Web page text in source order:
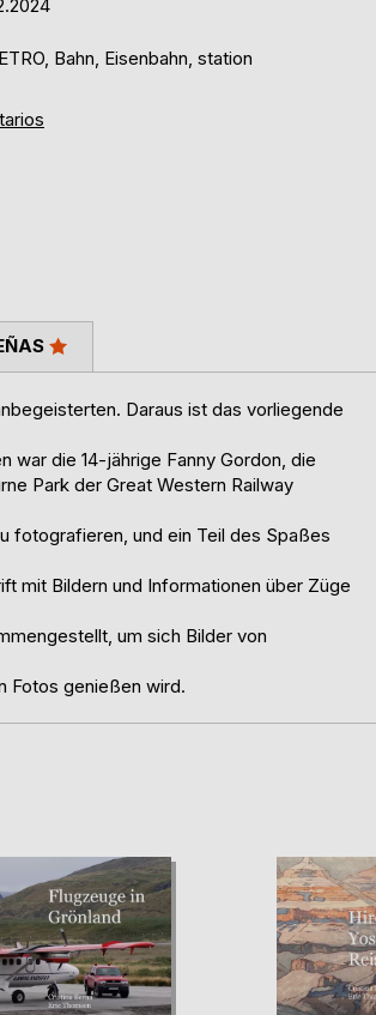
Bahn, Eisenbahn, station
Daraus ist das vorliegende
war die 14-jährige Fanny Gordon, die
Park der Great Western Railway
fotografieren, und ein Teil des Spaßes
mit Bildern und Informationen über Züge
um sich Bilder von
Fotos genießen wird.